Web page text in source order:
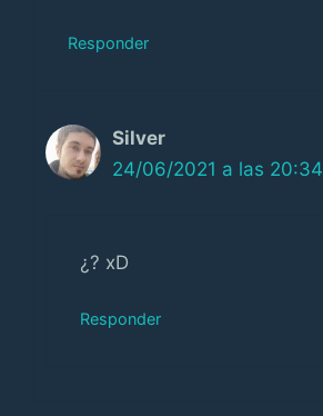
Responder
Silver
24/06/2021 a las 20:34
¿? xD
Responder